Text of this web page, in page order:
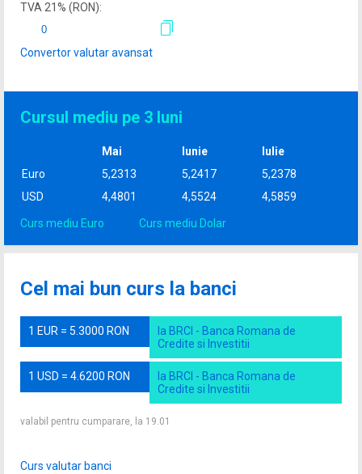
TVA 21% (RON):
Convertor valutar avansat
Cursul mediu pe 3 luni
Mai Iunie
Iulie
Euro
5,2313 5,2417
5,2378
USD
4,4801 4,5524 4,5859
Curs mediu Euro Curs mediu Dolar
Cel mai bun curs la banci
1 EUR = 5.3000 RON
la BRCI - Banca Romana de
Credite si Investitii
1 USD = 4.6200 RON
la BRCI - Banca Romana de
Credite si Investitii
valabil pentru cumparare, la 19.01
Curs valutar banci